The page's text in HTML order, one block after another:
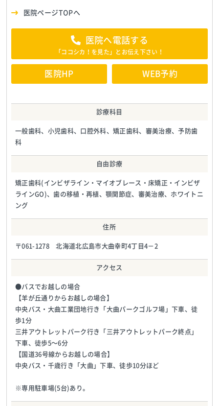
医院ページTOPへ
医院へ電話する
「ココシカ！を見た」とお伝え下さい！
医院HP WEB予約
診療科目
一般歯科、小児歯科、口腔外科、矯正歯科、審美治療、予防歯
科
自由診療
矯正歯科(インビザライン・マイオブレース・床矯正・インビザ
ラインGO)、歯の移植・再植、顎関節症、審美治療、ホワイトニ
ング
住所
〒061-1278 北海道北広島市大曲幸町4丁目4－2
アクセス
●バスでお越しの場合
【羊が丘通りからお越しの場合】
中央バス・大曲工業団地行き「大曲パークゴルフ場」下車、徒
歩1分
三井アウトレットパーク行き「三井アウトレットパーク終点」
下車、徒歩5〜6分
【国道36号線からお越しの場合】
中央バス・千歳行き「大曲」下車、徒歩10分ほど
※専用駐車場(5台)あり。